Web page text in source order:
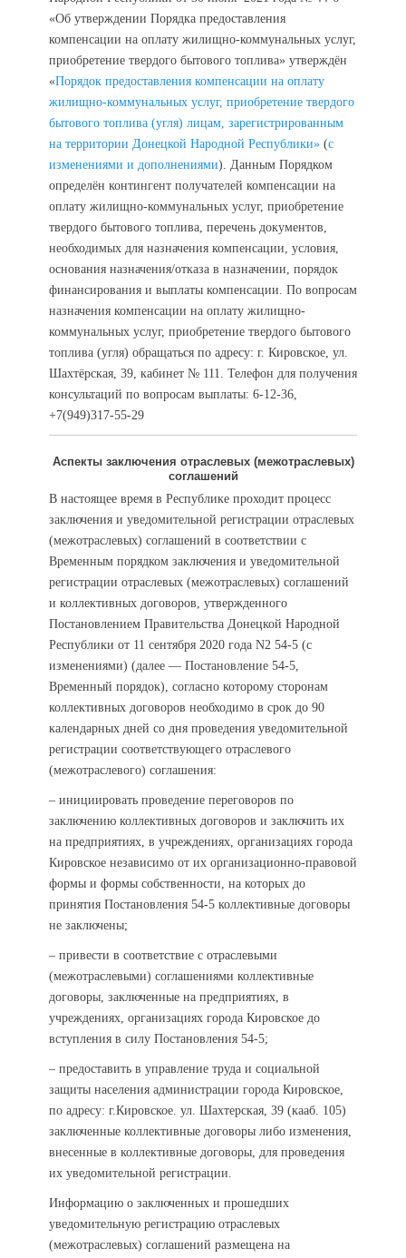
«Об утверждении Порядка предоставления
компенсации на оплату жилищно-коммунальных услуг,
приобретение твердого бытового топлива» утверждён
«Порядок предоставления компенсации на оплату
жилищно-коммунальных услуг, приобретение твердого
бытового топлива (угля) лицам, зарегистрированным
на территории Донецкой Народной Республики» (с
изменениями и дополнениями). Данным Порядком
определён контингент получателей компенсации на
оплату жилищно-коммунальных услуг, приобретение
твердого бытового топлива, перечень документов,
необходимых для назначения компенсации, условия,
основания назначения/отказа в назначении, порядок
финансирования и выплаты компенсации. По вопросам
назначения компенсации на оплату жилищно-
коммунальных услуг, приобретение твердого бытового
топлива (угля) обращаться по адресу: г. Кировское, ул.
Шахтёрская, 39, кабинет № 111. Телефон для получения
консультаций по вопросам выплаты: 6-12-36,
+7(949)317-55-29
Аспекты заключения отраслевых (межотраслевых)
соглашений
В настоящее время в Республике проходит процесс
заключения и уведомительной регистрации отраслевых
(межотраслевых) соглашений в соответствии с
Временным порядком заключения и уведомительной
регистрации отраслевых (межотраслевых) соглашений
и коллективных договоров, утвержденного
Постановлением Правительства Донецкой Народной
Республики от 11 сентября 2020 года N2 54-5 (с
изменениями) (далее — Постановление 54-5,
Временный порядок), согласно которому сторонам
коллективных договоров необходимо в срок до 90
календарных дней со дня проведения уведомительной
регистрации соответствующего отраслевого
(межотраслевого) соглашения:
– инициировать проведение переговоров по
заключению коллективных договоров и заключить их
на предприятиях, в учреждениях, организациях города
Кировское независимо от их организационно-правовой
формы и формы собственности, на которых до
принятия Постановления 54-5 коллективные договоры
не заключены;
– привести в соответствие с отраслевыми
(межотраслевыми) соглашениями коллективные
договоры, заключенные на предприятиях, в
учреждениях, организациях города Кировское до
вступления в силу Постановления 54-5;
– предоставить в управление труда и социальной
защиты населения администрации города Кировское,
по адресу: г.Кировское. ул. Шахтерская, 39 (кааб. 105)
заключенные коллективные договоры либо изменения,
внесенные в коллективные договоры, для проведения
их уведомительной регистрации.
Информацию о заключенных и прошедших
уведомительную регистрацию отраслевых
(межотраслевых) соглашений размещена на